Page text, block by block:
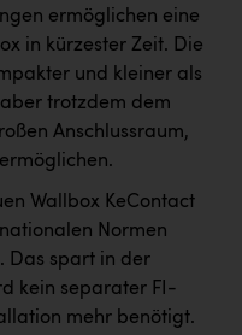
ermöglichen eine
in kürzester Zeit. Die
und kleiner als
trotzdem dem
Anschlussraum,
Wallbox KeContact
Normen
Das spart in der
kein separater FI-
mehr benötigt.